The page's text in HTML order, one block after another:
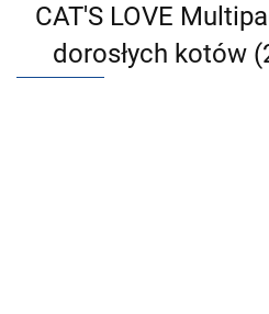
CAT'S LOVE
dorosłych kotów